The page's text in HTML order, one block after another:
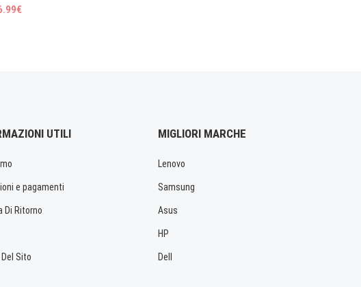
UTILI
e pagamenti
Di Ritorno
Sito
MIGLIORI MARCHE
Lenovo
Samsung
Asus
HP
Dell